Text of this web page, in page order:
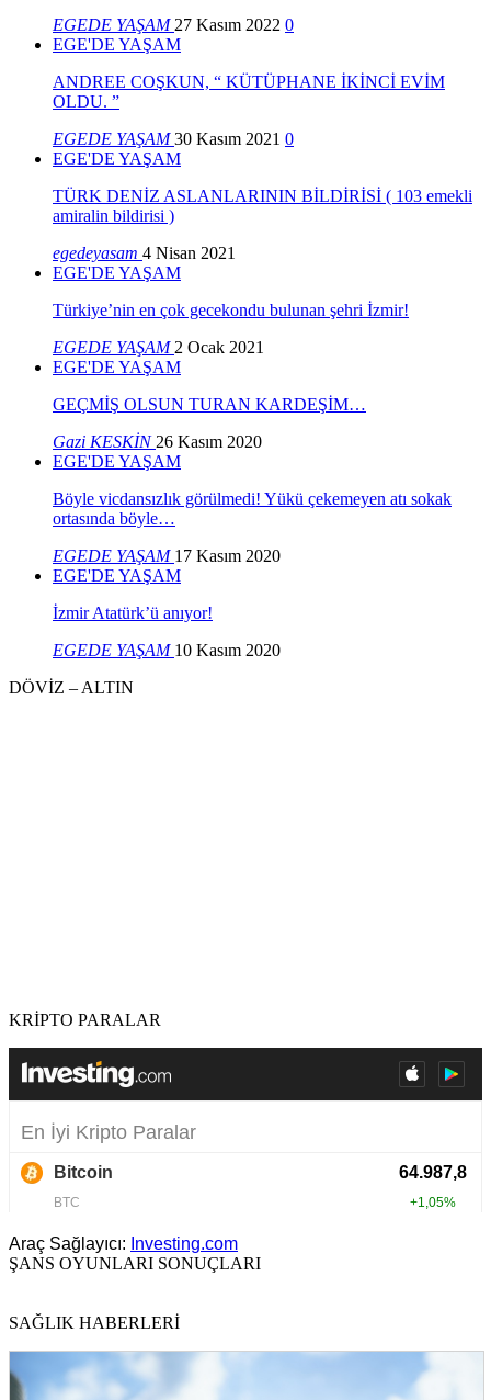
EGEDE YAŞAM 27 Kasım 2022 0
EGE'DE YAŞAM
ANDREE COŞKUN, “ KÜTÜPHANE İKİNCİ EVİM
OLDU. ”
EGEDE YAŞAM30 Kasım 2021 0
EGE'DE YAŞAM
TÜRK DENİZ ASLANLARININ BİLDİRİSİ ( 103 emekli
amiralin bildirisi )
egedeyasam 4 Nisan 2021
EGE'DE YAŞAM
Türkiye’nin en çok gecekondu bulunan şehri İzmir!
EGEDE YAŞAM 2 Ocak 2021
EGE'DE YAŞAM
GEÇMİŞ OLSUN TURAN KARDEŞİM…
Gazi KESKİN 26 Kasım 2020
EGE'DE YAŞAM
Böyle vicdansızlık görülmedi! Yükü çekemeyen atı sokak
ortasında böyle…
EGEDE YAŞAM 17 Kasım 2020
EGE'DE YAŞAM
İzmir Atatürk’ü anıyor!
EGEDE YAŞAM 10 Kasım 2020
DÖVİZ – ALTIN
KRİPTO PARALAR
Araç Sağlayıcı: Investing.com
ŞANS OYUNLARI SONUÇLARI
SAĞLIK HABERLERİ